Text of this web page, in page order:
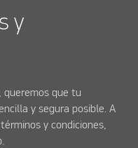
y
queremos que tu
y segura posible. A
y condiciones,